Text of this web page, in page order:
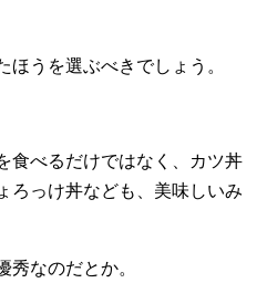
うを選ぶべきでしょう。
食べるだけではなく、カツ丼
ろっけ丼なども、美味しいみ
秀なのだとか。